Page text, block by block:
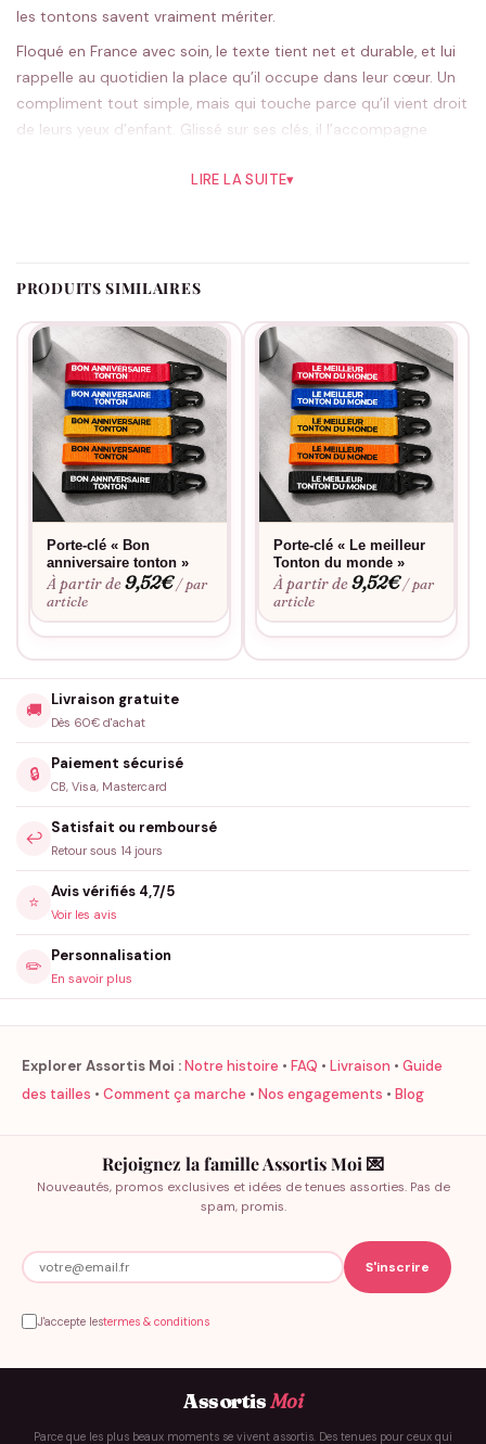
les tontons savent vraiment mériter.
Floqué en France avec soin, le texte tient net et durable, et lui
rappelle au quotidien la place qu’il occupe dans leur cœur. Un
compliment tout simple, mais qui touche parce qu’il vient droit
de leurs yeux d’enfant. Glissé sur ses clés, il l’accompagne
Le rouge assume le côté costaud, le noir tient parfaitement
LIRE LA SUITE▾
PRODUITS SIMILAIRES
Porte-clé « Bon
anniversaire tonton »
À partir de9,52€ / par
article
Porte-clé « Le meilleur
Tonton du monde »
À partir de9,52€ / par
article
🚚
Livraison gratuite
Dès 60€ d'achat
🔒
Paiement sécurisé
CB, Visa, Mastercard
↩️
Satisfait ou remboursé
Retour sous 14 jours
⭐
Avis vérifiés 4,7/5
Voir les avis
✏️
Personnalisation
En savoir plus
Explorer Assortis Moi :Notre histoire • FAQ • Livraison • Guide
des tailles • Comment ça marche • Nos engagements • Blog
Rejoignez la famille Assortis Moi 💌
Nouveautés, promos exclusives et idées de tenues assorties. Pas de
spam, promis.
J'accepte lestermes & conditions
AssortisMoi
Parce que les plus beaux moments se vivent assortis. Des tenues pour ceux qui